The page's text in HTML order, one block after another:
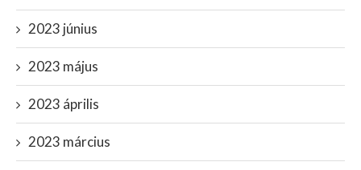
2023 június
2023 május
2023 április
2023 március